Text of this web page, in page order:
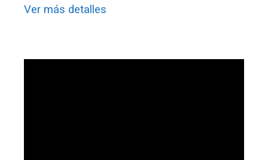
Ver más detalles